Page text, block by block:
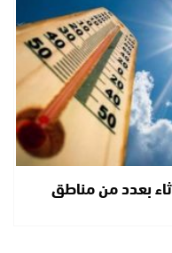
بعدد من مناطق